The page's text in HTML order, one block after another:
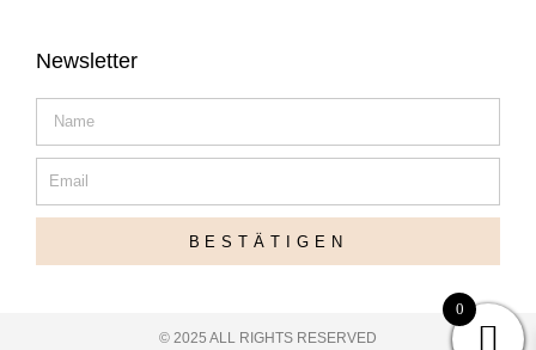
Newsletter
BESTÄTIGEN
© 2025 ALL RIGHTS RESERVED
0